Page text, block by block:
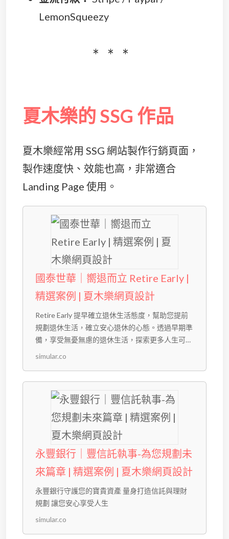
LemonSqueezy
夏木樂的 SSG 作品
夏木樂經常用 SSG 網站製作行銷頁面，
製作速度快、效能也高，非常適合
Landing Page 使用。
國泰世華｜嚮退而立 Retire Early |
精選案例 | 夏木樂網頁設計
Retire Early 提早確立退休生活態度，幫助您提前
規劃退休生活，確立安心退休的心態。透過早期準
備，享受無憂無慮的退休生活，探索更多人生可
能。 高齡化社會下的退休潮 台灣高齡化社會，退
算 融合多樣...
simular.co
永豐銀行｜豐信託執事-為您規劃未
來篇章 | 精選案例 | 夏木樂網頁設計
永豐銀行守護您的寶貴資產 量身打造信託與理財
規劃 讓您安心享受人生
simular.co